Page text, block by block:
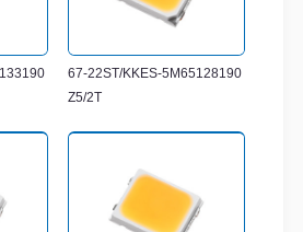
67-22ST/KKES-5M65128190
Z5/2T